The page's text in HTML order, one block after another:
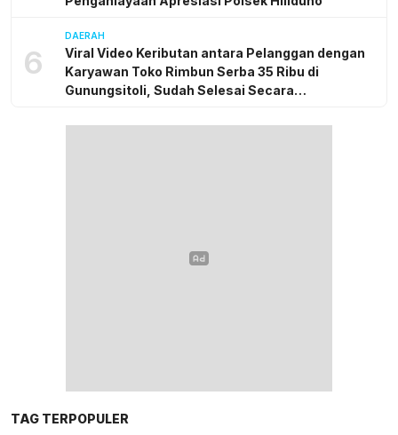
6
DAERAH
Viral Video Keributan antara Pelanggan dengan
Karyawan Toko Rimbun Serba 35 Ribu di
Gunungsitoli, Sudah Selesai Secara
TAG TERPOPULER